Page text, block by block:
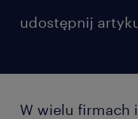
udostępnij
W wielu firmach